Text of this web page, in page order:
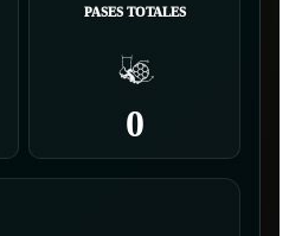
PASES TOTALES
0